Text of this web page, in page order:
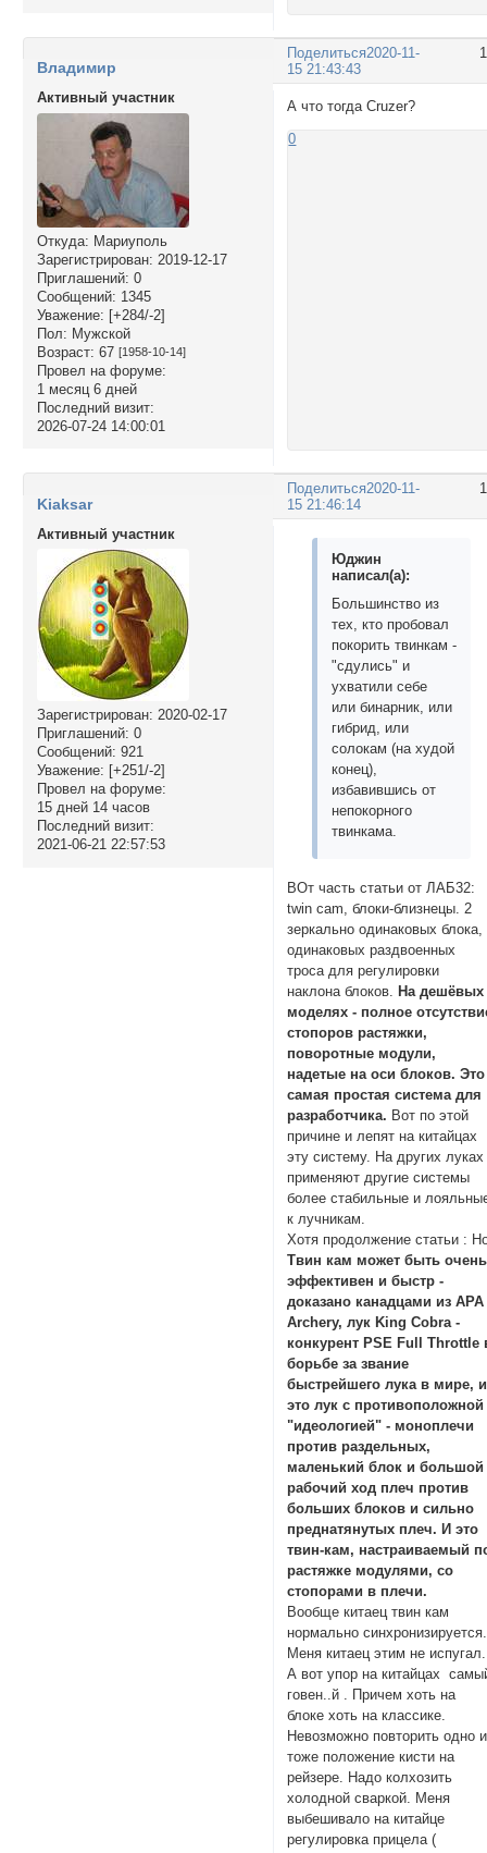
Поделиться2020-11-
15 21:43:43
Владимир
Активный участник
Откуда: Мариуполь
Зарегистрирован: 2019-12-17
Приглашений: 0
Сообщений: 1345
Уважение: [+284/-2]
Пол: Мужской
Возраст: 67 [1958-10-14]
Провел на форуме:
1 месяц 6 дней
Последний визит:
2026-07-24 14:00:01
А что тогда Cruzer?
0
Поделиться2020-11-
15 21:46:14
Kiaksar
Активный участник
Зарегистрирован: 2020-02-17
Приглашений: 0
Сообщений: 921
Уважение: [+251/-2]
Провел на форуме:
15 дней 14 часов
Последний визит:
2021-06-21 22:57:53
Юджин
написал(а):
Большинство из
тех, кто пробовал
покорить твинкам -
"сдулись" и
ухватили себе
или бинарник, или
гибрид, или
солокам (на худой
конец),
избавившись от
непокорного
твинкама.
ВОт часть статьи от ЛАБ32:
twin cam, блоки-близнецы. 2
зеркально одинаковых блока,
одинаковых раздвоенных
троса для регулировки
наклона блоков. На дешёвых
моделях - полное
стопоров растяжки,
поворотные модули,
надетые на оси блоков. Это
самая простая система для
разработчика. Вот по этой
причине и лепят на китайцах
эту систему. На других луках
применяют другие системы
более стабильные и
к лучникам.
Хотя продолжение статьи :
Твин кам может быть очень
эффективен и быстр -
доказано канадцами из APA
Archery, лук King Cobra -
конкурент PSE Full Throttle
борьбе за звание
быстрейшего лука в мире, и
это лук с противоположной
"идеологией" - моноплечи
против раздельных,
маленький блок и большой
рабочий ход плеч против
больших блоков и сильно
преднатянутых плеч. И это
твин-кам, настраиваемый
растяжке модулями, со
стопорами в плечи.
Вообще китаец твин кам
нормально
Меня китаец этим не испугал.
А вот упор на китайцах
говен..й . Причем хоть на
блоке хоть на классике.
Невозможно повторить одно и
тоже положение кисти на
рейзере. Надо колхозить
холодной сваркой. Меня
выбешивало на китайце
регулировка прицела (